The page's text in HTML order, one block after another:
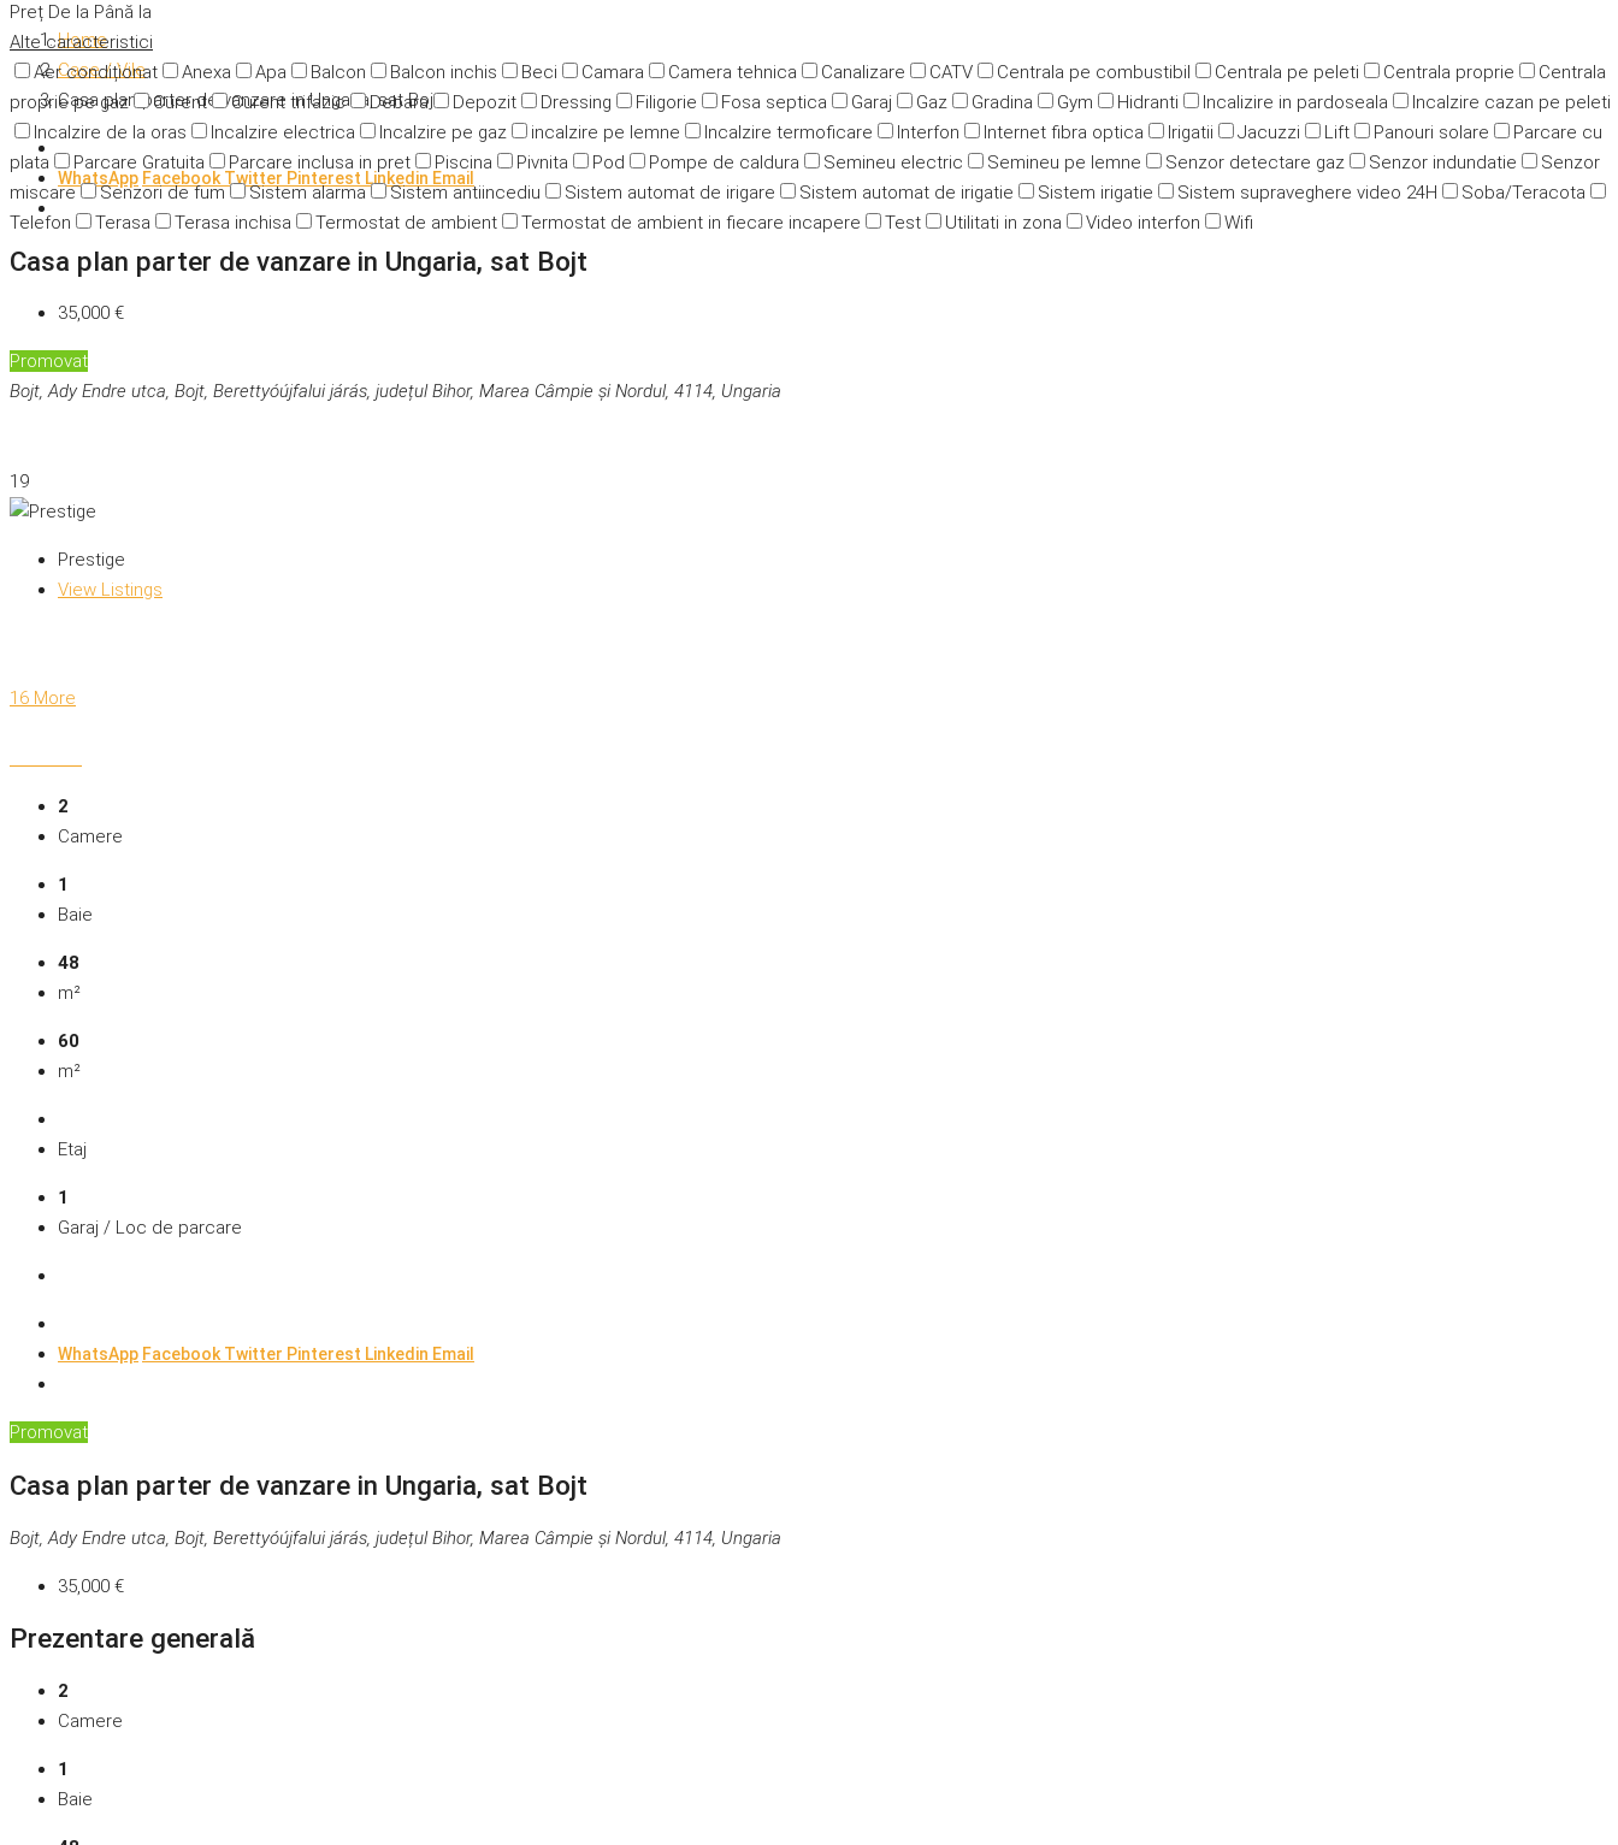
Preț De la Până la
Alte caracteristici
Aer condiționat
Anexa Apa Balcon Balcon inchis Beci Camara Camera tehnica Canalizare CATV Centrala pe combustibil Centrala pe peleti Centrala proprie
Centrala
proprie pe gaz
Curent Curent trifazic Debara Depozit Dressing Filigorie Fosa septica Garaj Gaz Gradina Gym Hidranti Incalizire in pardoseala
Incalzire cazan pe peleti
Incalzire de la oras
Incalzire electrica Incalzire pe gaz incalzire pe lemne Incalzire termoficare Interfon Internet fibra optica Irigatii Jacuzzi Lift Panouri solare
Parcare cu
plata
Parcare Gratuita Parcare inclusa in pret Piscina Pivnita Pod Pompe de caldura Semineu electric Semineu pe lemne Senzor detectare gaz Senzor indundatie
Senzor
miscare
Senzori de fum Sistem alarma Sistem antiincediu Sistem automat de irigare Sistem automat de irigatie Sistem irigatie Sistem supraveghere video 24H
Soba/Teracota
Telefon
Terasa Terasa inchisa Termostat de ambient Termostat de ambient in fiecare incapere Test Utilitati in zona Video interfon Wifi
Home
Case / Vile
Casa plan parter de vanzare in Ungaria, sat Bojt
WhatsApp Facebook Twitter Pinterest Linkedin Email
Casa plan parter de vanzare in Ungaria, sat Bojt
35,000 €
Promovat
Bojt, Ady Endre utca, Bojt, Berettyóújfalui járás, județul Bihor, Marea Câmpie și Nordul, 4114, Ungaria
19
Prestige
View Listings
16 More
2
Camere
1
Baie
48
m²
60
m²
Etaj
1
Garaj / Loc de parcare
WhatsApp FacebookTwitter Pinterest Linkedin Email
Promovat
Casa plan parter de vanzare in Ungaria, sat Bojt
Bojt, Ady Endre utca, Bojt, Berettyóújfalui járás, județul Bihor, Marea Câmpie și Nordul, 4114, Ungaria
35,000 €
Prezentare generală
2
Camere
1
Baie